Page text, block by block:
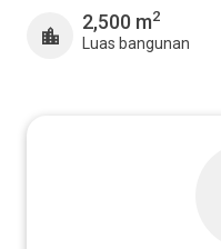
2,500 m2
Luas bangunan